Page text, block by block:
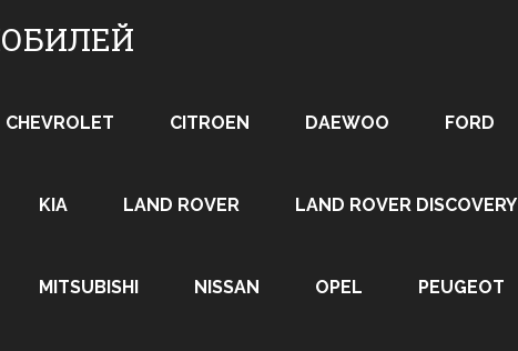
CHEVROLET CITROEN DAEWOO FORD
KIA LAND ROVER LAND ROVER DISCOVERY
MITSUBISHI NISSAN OPEL PEUGEOT